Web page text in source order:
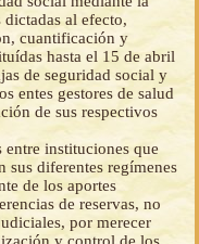
al efecto,
cuantificación y
hasta el 15 de abril
de seguridad social y
entes gestores de salud
de sus respectivos
entre instituciones que
sus diferentes regímenes
de los aportes
de reservas, no
por merecer